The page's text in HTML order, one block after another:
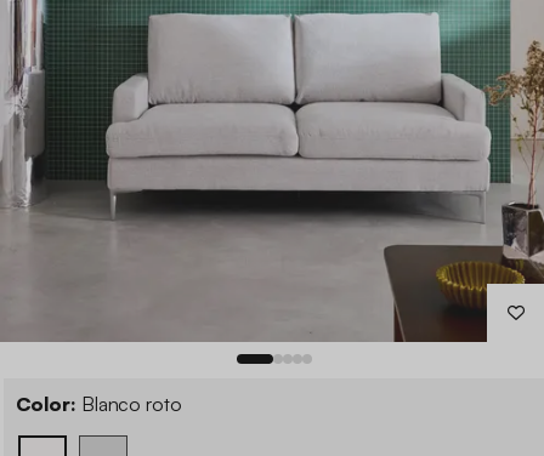
Color: Blanco roto